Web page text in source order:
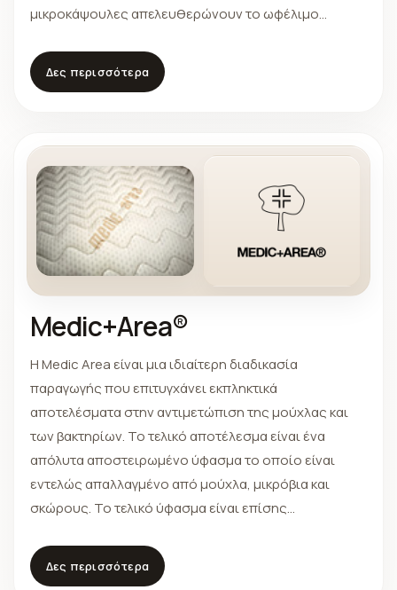
μικροκάψουλες απελευθερώνουν το ωφέλιμο
τη σειρά του έχει θετικές επιδράσεις σε κάποιες από
τις σοβαρές λειτουργείες του σώματος, οδηγώντας
Δες περισσότερα
Medic+Area®
Η Medic Area είναι μια ιδιαίτερη διαδικασία
παραγωγής που επιτυγχάνει εκπληκτικά
αποτελέσματα στην αντιμετώπιση της μούχλας και
των βακτηρίων. Το τελικό αποτέλεσμα είναι ένα
απόλυτα αποστειρωμένο ύφασμα το οποίο είναι
εντελώς απαλλαγμένο από μούχλα, μικρόβια και
σκώρους. Το τελικό ύφασμα είναι επίσης
Medic+Area® δεν χρησιμοποιεί συνθετικά χημικά,
αλλά μόνο φυσικά.
Δες περισσότερα